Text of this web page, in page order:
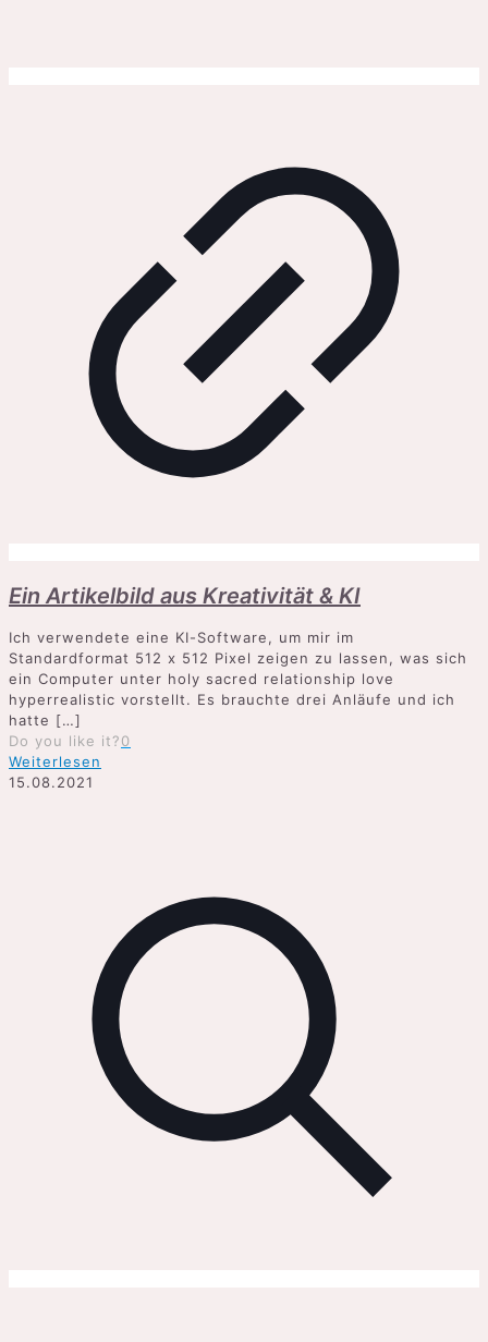
Ein Artikelbild aus Kreativität & KI
Ich verwendete eine KI-Software, um mir im
Standardformat 512 x 512 Pixel zeigen zu lassen, was sich
ein Computer unter holy sacred relationship love
hyperrealistic vorstellt. Es brauchte drei Anläufe und ich
hatte […]
Do you like it?0
Weiterlesen
15.08.2021